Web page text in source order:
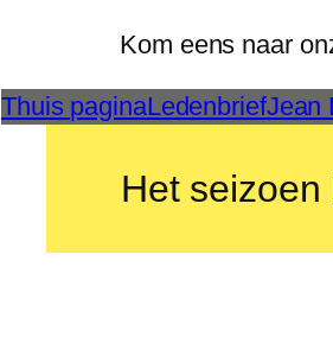
Kom eens naar
Thuis paginaLedenbriefJean
Het